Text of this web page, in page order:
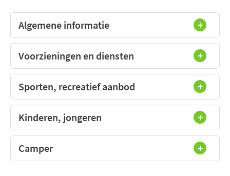
Algemene informatie
Voorzieningen en diensten
Sporten, recreatief aanbod
Kinderen, jongeren
Camper